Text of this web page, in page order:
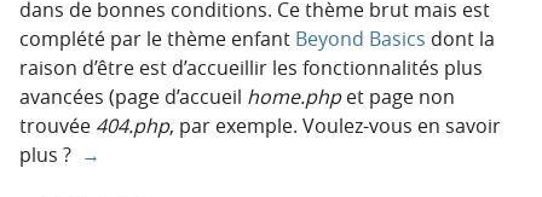
dans de bonnes conditions. Ce thème brut mais est
complété par le thème enfant Beyond Basics dont la
raison d’être est d’accueillir les fonctionnalités plus
avancées (page d’accueil home.phpet page non
trouvée 404.php, par exemple. Voulez-vous en savoir
plus ? →